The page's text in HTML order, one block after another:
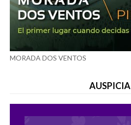
MORADA DOS VENTOS
AUSPICIA